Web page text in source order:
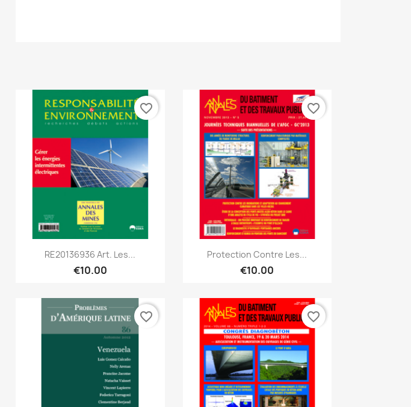
Quick view
RE20136936 Art. Les...
€10.00
favorite_border
Quick view
Protection Contre Les...
€10.00
favorite_border
favorite_border favorite_border